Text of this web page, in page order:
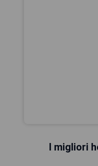
I migliori